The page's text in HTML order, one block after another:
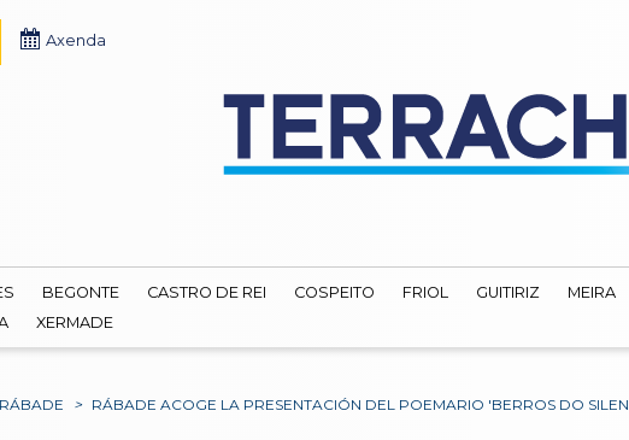
Axenda
BEGONTE CASTRO DE REI COSPEITO FRIOL GUITIRIZ MEIRA
XERMADE
RÁBADE > RÁBADE ACOGE LA PRESENTACIÓN DEL POEMARIO 'BERROS DO